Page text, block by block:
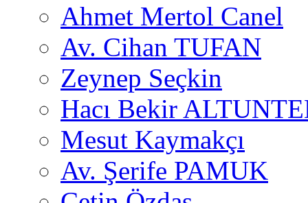
Ahmet Mertol Canel
Av. Cihan TUFAN
Zeynep Seçkin
Hacı Bekir
Mesut Kaymakçı
Av. Şerife PAMUK